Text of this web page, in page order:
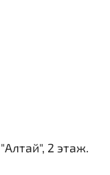
2 этаж.